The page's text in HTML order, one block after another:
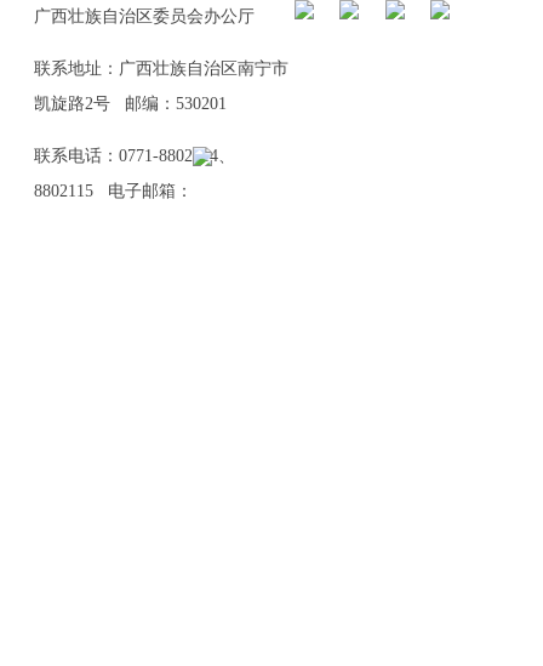
广西壮族自治区委员会办公厅
联系地址：广西壮族自治区南宁市
凯旋路2号 邮编：530201
联系电话：0771-8802114、
8802115 电子邮箱：